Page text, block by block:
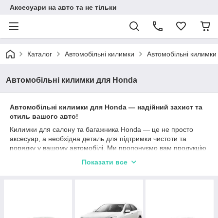
Аксесуари на авто та не тільки
Каталог Автомобільні килимки Автомобільні
Автомобільні килимки для Honda
Автомобільні килимки для Honda — надійний захист та
стиль вашого авто!
Килимки для салону та багажника Honda — це не просто
аксесуар, а необхідна деталь для підтримки чистоти та
порядку у вашому автомобілі. Ми пропонуємо вам продукцію
гарантує високу якість та довговічність.
каучук, поліуретан та гума — забезпечують відмінні
Показати все